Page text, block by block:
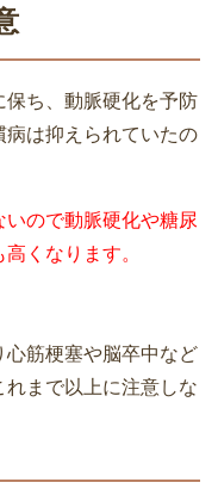
ち、動脈硬化を予防
は抑えられていたの
ので動脈硬化や糖尿
くなります。
筋梗塞や脳卒中など
まで以上に注意しな